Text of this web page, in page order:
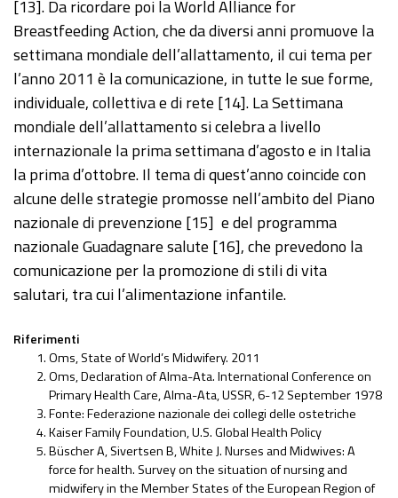
[13]. Da ricordare poi la World Alliance for
Breastfeeding Action, che da diversi anni promuove la
settimana mondiale dell’allattamento, il cui tema per
l’anno 2011 è la comunicazione, in tutte le sue forme,
individuale, collettiva e di rete [14]. La Settimana
mondiale dell’allattamento si celebra a livello
internazionale la prima settimana d’agosto e in Italia
la prima d’ottobre. Il tema di quest’anno coincide con
alcune delle strategie promosse nell’ambito del Piano
nazionale di prevenzione [15] e del programma
nazionale Guadagnare salute [16], che prevedono la
comunicazione per la promozione di stili di vita
salutari, tra cui l’alimentazione infantile.
Riferimenti
Oms, State of World’s Midwifery. 2011
Oms, Declaration of Alma-Ata. International Conference on
Primary Health Care, Alma-Ata, USSR, 6-12 September 1978
Fonte: Federazione nazionale dei collegi delle ostetriche
Kaiser Family Foundation, U.S. Global Health Policy
Büscher A, Sivertsen B, White J. Nurses and Midwives: A
force for health. Survey on the situation of nursing and
midwifery in the Member States of the European Region of